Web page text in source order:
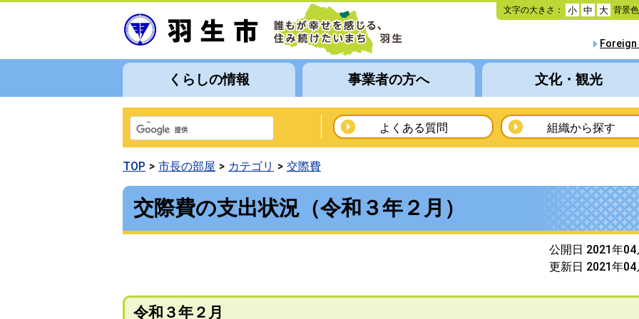
本
文
動
文字の大きさ： 小 中 大 背景
くらしの情報 事業者の方へ 文化・観光
よくある質問 組織から探す
TOP 市長の部屋 カテゴリ 交際費
交際費の支出状況（令和３年２月）
公開日 2021年
更新日 2021年
令和３年２月